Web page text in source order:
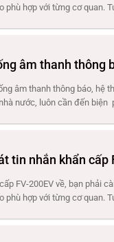
hợp với từng cơ quan.
âm thanh thông
âm thanh thông báo, hệ
nước, luôn cần đến biện
tin nhắn khẩn cấp
FV-200EV về, bạn phải
hợp với từng cơ quan.